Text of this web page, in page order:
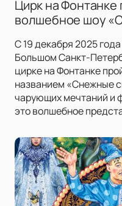
Цирк на Фонтанке
волшебное шоу
С 19 декабря 2025
Большом Санкт-
цирке на Фонтанке
названием «Снежные
чарующих мечтаний и
это волшебное